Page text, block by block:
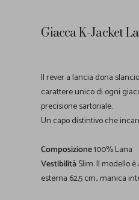
Giacca K-Jacket
Il rever a lancia dona
carattere unico di ogni
precisione sartoriale.
Un capo distintivo che
Composizione100% Lana
VestibilitàSlim. Il modello
esterna 62,5 cm., manica